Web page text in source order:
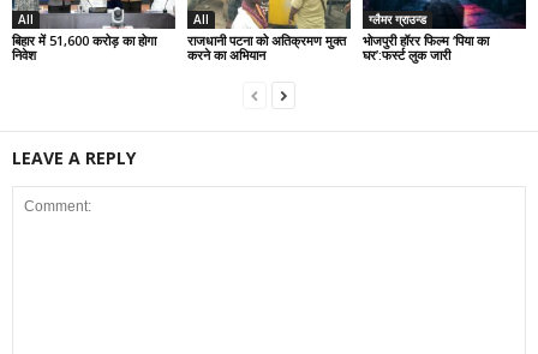
All
बिहार में 51,600 करोड़ का होगा
निवेश
All
राजधानी पटना को अतिक्रमण मुक्त
करने का अभियान
ग्लैमर ग्राउन्ड
भोजपुरी हॉरर फिल्म ‘पिया का
घर’:फर्स्ट लुक जारी
LEAVE A REPLY